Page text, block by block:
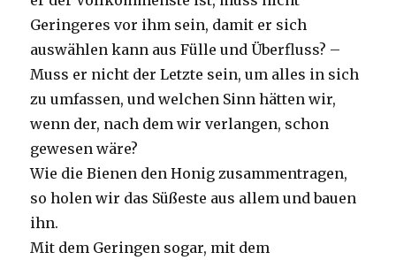
Geringeres vor ihm sein, damit er sich
auswählen kann aus Fülle und Überfluss? –
Muss er nicht der Letzte sein, um alles in sich
zu umfassen, und welchen Sinn hätten wir,
wenn der, nach dem wir verlangen, schon
gewesen wäre?
Wie die Bienen den Honig zusammentragen,
so holen wir das Süßeste aus allem und bauen
ihn.
Mit dem Geringen sogar, mit dem